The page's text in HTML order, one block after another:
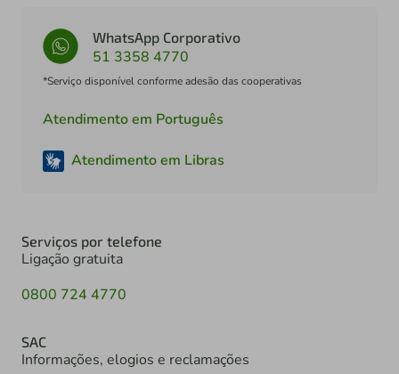
WhatsApp Corporativo
51 3358 4770
*Serviço disponível conforme adesão das cooperativas
Atendimento em Português
Atendimento em Libras
Serviços por telefone
Ligação gratuita
0800 724 4770
SAC
Informações, elogios e reclamações